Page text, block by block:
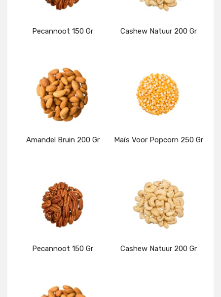
Pecannoot 150 Gr
Details
Cashew Natuur 200 Gr
Details
Amandel Bruin 200 Gr
Details
Maïs Voor Popcorn 250 Gr
Details
Pecannoot 150 Gr
Details
Cashew Natuur 200 Gr